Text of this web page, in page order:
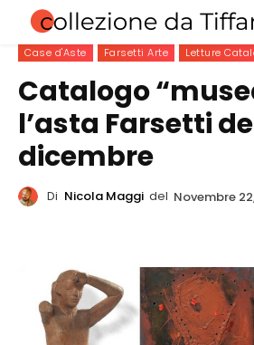
Case d'Aste Farsetti Arte Letture
Catalogo
l’asta Farsetti
dicembre
Di Nicola Maggi del Novembre